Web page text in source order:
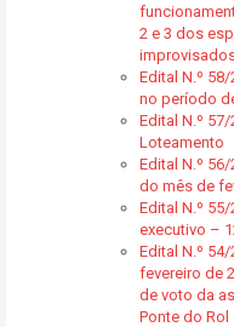
2 e 3 dos
Edital N.º
no período
Edital N.º
Loteamento
Edital N.º
do mês de
Edital N.º
executivo –
Edital N.º
fevereiro de
de voto da
Ponte do Rol